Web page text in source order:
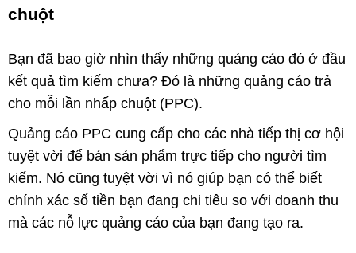
chuột
Bạn đã bao giờ nhìn thấy những quảng cáo đó ở đầu
kết quả tìm kiếm chưa? Đó là những quảng cáo trả
cho mỗi lần nhấp chuột (PPC).
Quảng cáo PPC cung cấp cho các nhà tiếp thị cơ hội
tuyệt vời để bán sản phẩm trực tiếp cho người tìm
kiếm. Nó cũng tuyệt vời vì nó giúp bạn có thể biết
chính xác số tiền bạn đang chi tiêu so với doanh thu
mà các nỗ lực quảng cáo của bạn đang tạo ra.